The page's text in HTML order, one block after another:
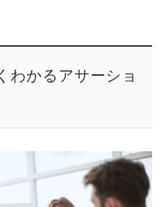
わかるアサーショ